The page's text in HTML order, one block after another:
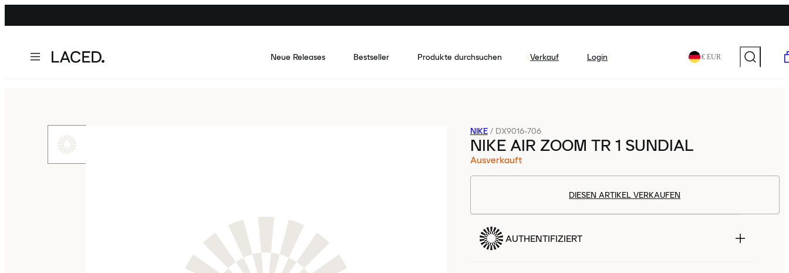
Neue Releases Bestseller Produkte durchsuchen Verkauf Login € EUR
NIKE / DX9016-706
NIKE AIR ZOOM TR 1 SUNDIAL
Ausverkauft
DIESEN ARTIKEL VERKAUFEN
AUTHENTIFIZIERT